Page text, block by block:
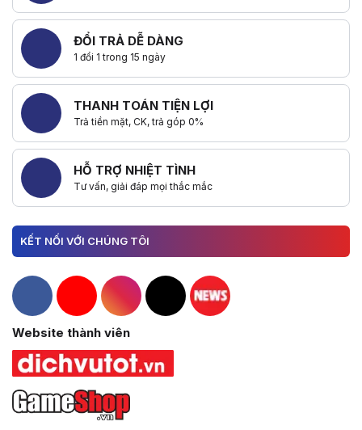
ĐỔI TRẢ DỄ DÀNG
1 đổi 1 trong 15 ngày
THANH TOÁN TIỆN LỢI
Trả tiền mặt, CK, trả góp 0%
HỖ TRỢ NHIỆT TÌNH
Tư vấn, giải đáp mọi thắc mắc
KẾT NỐI VỚI CHÚNG TÔI
Hacom Facebook
Hacom YouTube
Hacom Instagram
Hacom TikTok
Website thành viên